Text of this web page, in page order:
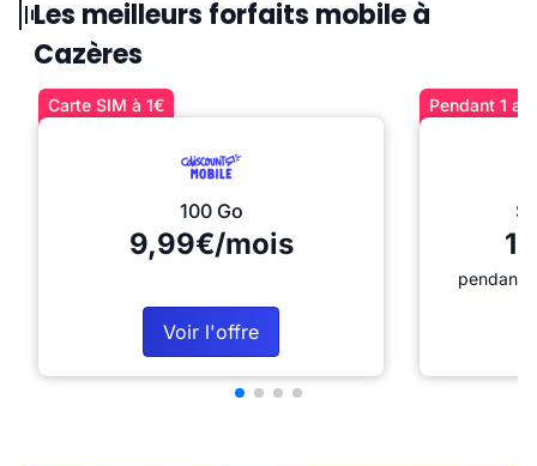
Les meilleurs forfaits mobile à
Cazères
Carte SIM à 1€
100 Go
9,99€/mois
Voir l'offre
Pendant 1
pendant